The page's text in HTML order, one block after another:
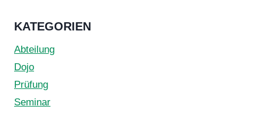
KATEGORIEN
Abteilung
Dojo
Prüfung
Seminar